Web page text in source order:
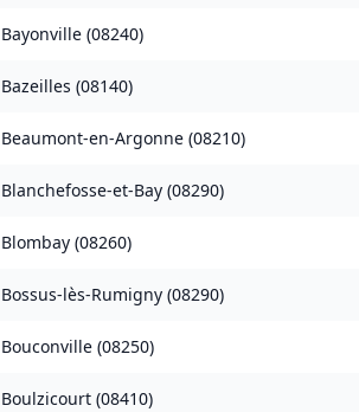
Bayonville (08240)
Bazeilles (08140)
Beaumont-en-Argonne (08210)
Blanchefosse-et-Bay (08290)
Blombay (08260)
Bossus-lès-Rumigny (08290)
Bouconville (08250)
Boulzicourt (08410)